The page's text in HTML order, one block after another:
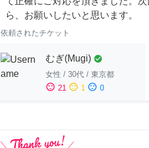
ら、お願いしたいと思います。
依頼されたチケット
むぎ(Mugi) check_circle
女性 / 30代 / 東京都
sentiment_satisfied 21 sentiment_neutral 1 sentiment_dissatisfied 0